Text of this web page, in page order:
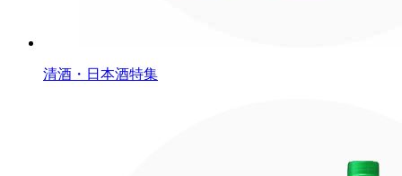
清酒・日本酒特集